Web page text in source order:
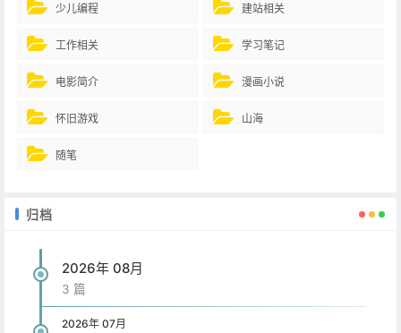
少儿编程 建站相关
工作相关 学习笔记
电影简介 漫画小说
怀旧游戏 山海
随笔
归档
2026年 08月
3 篇
2026年 07月